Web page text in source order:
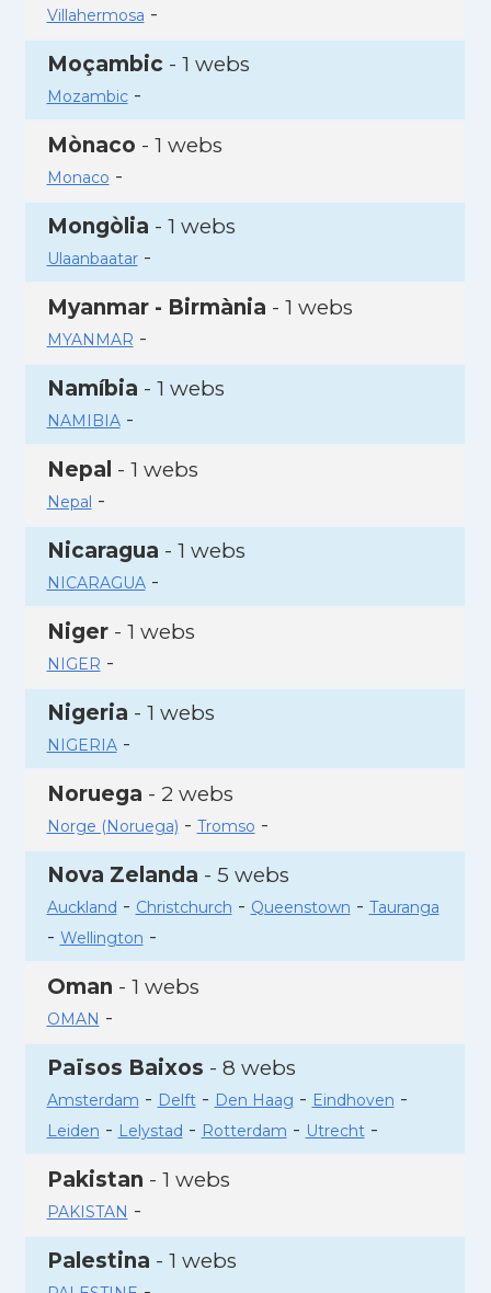
Villahermosa -
Moçambic - 1 webs
Mozambic-
Mònaco - 1 webs
Monaco -
Mongòlia - 1 webs
Ulaanbaatar-
Myanmar - Birmània - 1 webs
MYANMAR -
Namíbia - 1 webs
NAMIBIA-
Nepal - 1 webs
Nepal -
Nicaragua - 1 webs
NICARAGUA-
Niger- 1 webs
NIGER -
Nigeria - 1 webs
NIGERIA-
Noruega - 2 webs
Norge (Noruega) - Tromso -
Nova Zelanda - 5 webs
Auckland - Christchurch - Queenstown - Tauranga
- Wellington -
Oman - 1 webs
OMAN -
Països Baixos - 8 webs
Amsterdam - Delft- Den Haag - Eindhoven -
Leiden - Lelystad - Rotterdam - Utrecht-
Pakistan - 1 webs
PAKISTAN -
Palestina - 1 webs